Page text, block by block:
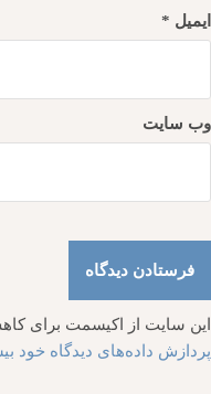
ایمیل *
وب‌ سایت
این سایت از اکیسمت برای
پردازش داده‌های دیدگاه خود